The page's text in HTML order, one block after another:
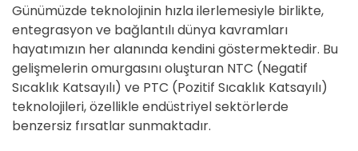
Günümüzde teknolojinin hızla ilerlemesiyle birlikte,
entegrasyon ve bağlantılı dünya kavramları
hayatımızın her alanında kendini göstermektedir. Bu
gelişmelerin omurgasını oluşturan NTC (Negatif
Sıcaklık Katsayılı) ve PTC (Pozitif Sıcaklık Katsayılı)
teknolojileri, özellikle endüstriyel sektörlerde
benzersiz fırsatlar sunmaktadır.